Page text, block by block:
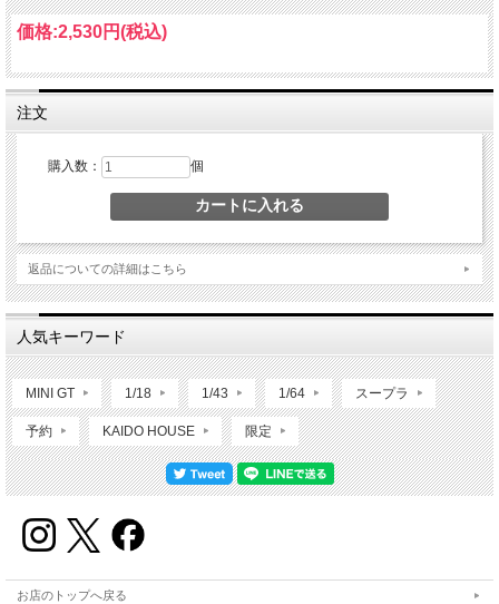
価格:2,530円(税込)
注文
購入数： 個
返品についての詳細はこちら
人気キーワード
MINI GT 1/18 1/43 1/64 スープラ
予約 KAIDO HOUSE 限定
お店のトップへ戻る